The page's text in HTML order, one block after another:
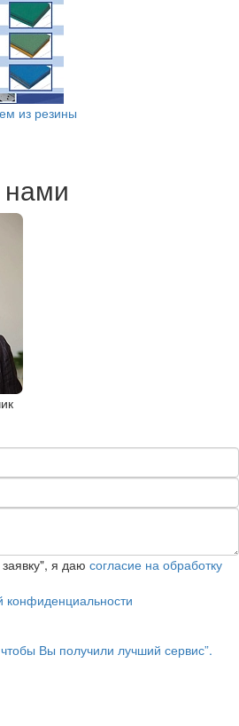
из резины
я даю согласие на обработку
конфиденциальности
Вы получили лучший сервис”.